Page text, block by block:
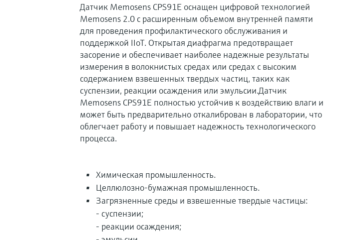
Датчик Memosens CPS91E оснащен цифровой технологией
Memosens 2.0 с расширенным объемом внутренней памяти
для проведения профилактического обслуживания и
поддержкой IIoT. Открытая диафрагма предотвращает
засорение и обеспечивает наиболее надежные результаты
измерения в волокнистых средах или средах с высоким
содержанием взвешенных твердых частиц, таких как
суспензии, реакции осаждения или эмульсии.Датчик
Memosens CPS91E полностью устойчив к воздействию влаги и
может быть предварительно откалиброван в лаборатории, что
облегчает работу и повышает надежность технологического
процесса.
Химическая промышленность.
Целлюлозно-бумажная промышленность.
Загрязненные среды и взвешенные твердые частицы:
- суспензии;
- реакции осаждения;